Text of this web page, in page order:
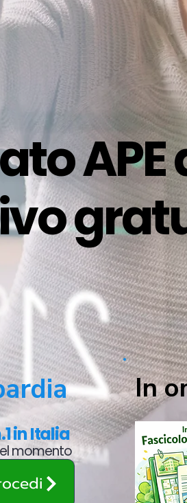
APE
in Italia
momento
In